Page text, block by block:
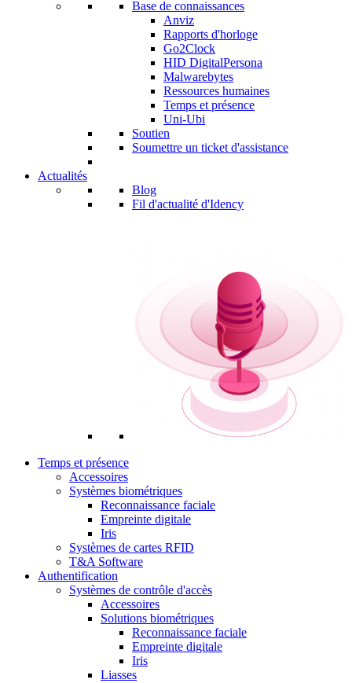
Base de connaissances
Anviz
Rapports d'horloge
Go2Clock
HID DigitalPersona
Malwarebytes
Ressources humaines
Temps et présence
Uni-Ubi
Soutien
Soumettre un ticket d'assistance
Actualités
Blog
Fil d'actualité d'Idency
Temps et présence
Accessoires
Systèmes biométriques
Reconnaissance faciale
Empreinte digitale
Iris
Systèmes de cartes RFID
T&A Software
Authentification
Systèmes de contrôle d'accès
Accessoires
Solutions biométriques
Reconnaissance faciale
Empreinte digitale
Iris
Liasses